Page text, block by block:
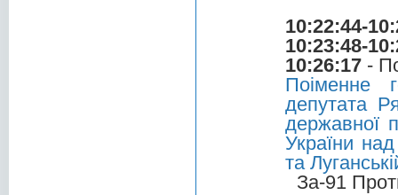
10:22:44-
10:23:48-
10:26:17 -
Поіменне
депутата
державної
України
та
За-91